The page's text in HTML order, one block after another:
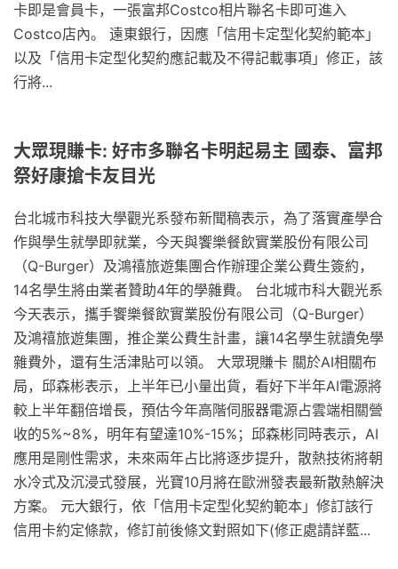
卡即是會員卡，一張富邦Costco相片聯名卡即可進入
Costco店內。 遠東銀行，因應「信用卡定型化契約範本」
以及「信用卡定型化契約應記載及不得記載事項」修正，該
行將...
大眾現賺卡: 好市多聯名卡明起易主 國泰、富邦
祭好康搶卡友目光
台北城市科技大學觀光系發布新聞稿表示，為了落實產學合
作與學生就學即就業，今天與饗樂餐飲實業股份有限公司
（Q-Burger）及鴻禧旅遊集團合作辦理企業公費生簽約，
14名學生將由業者贊助4年的學雜費。 台北城市科大觀光系
今天表示，攜手饗樂餐飲實業股份有限公司（Q-Burger）
及鴻禧旅遊集團，推企業公費生計畫，讓14名學生就讀免學
雜費外，還有生活津貼可以領。 大眾現賺卡 關於AI相關布
局，邱森彬表示，上半年已小量出貨，看好下半年AI電源將
較上半年翻倍增長，預估今年高階伺服器電源占雲端相關營
收的5%~8%，明年有望達10%-15%；邱森彬同時表示，AI
應用是剛性需求，未來兩年占比將逐步提升，散熱技術將朝
水冷式及沉浸式發展，光寶10月將在歐洲發表最新散熱解決
方案。 元大銀行，依「信用卡定型化契約範本」修訂該行
信用卡約定條款，修訂前後條文對照如下(修正處請詳藍...